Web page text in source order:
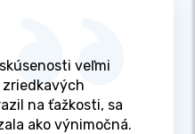
veľmi
na ťažkosti, sa
ako výnimočná.